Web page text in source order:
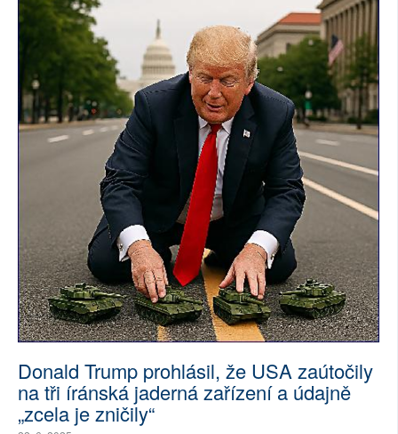
Donald Trump prohlásil, že USA zaútočily
na tři íránská jaderná zařízení a údajně
„zcela je zničily“